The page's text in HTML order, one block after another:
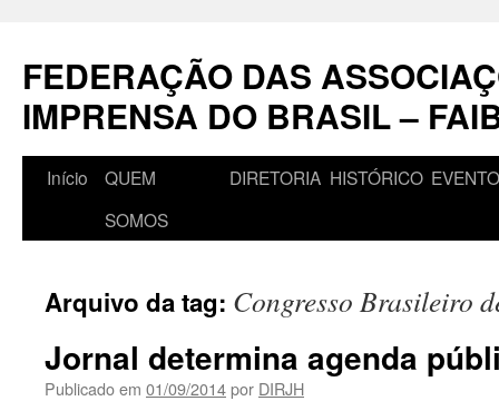
conteúdo
FEDERAÇÃO DAS
IMPRENSA DO BRASIL –
Início
QUEM
SOMOS
DIRETORIA HISTÓRICO
Arquivo da tag: Congresso Brasileiro
Jornal determina agenda
Publicado em 01/09/2014por DIRJH